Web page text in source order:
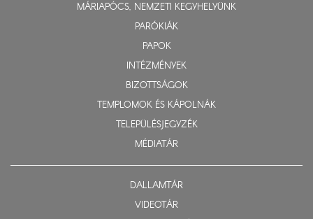
MÁRIAPÓCS, NEMZETI KEGYHELYÜNK
PARÓKIÁK
PAPOK
INTÉZMÉNYEK
BIZOTTSÁGOK
TEMPLOMOK ÉS KÁPOLNÁK
TELEPÜLÉSJEGYZÉK
MÉDIATÁR
DALLAMTÁR
VIDEOTÁR